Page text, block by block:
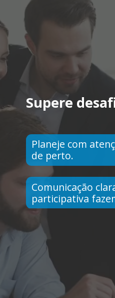
Supere
Planeje com
de perto.
Comunicação
participativa